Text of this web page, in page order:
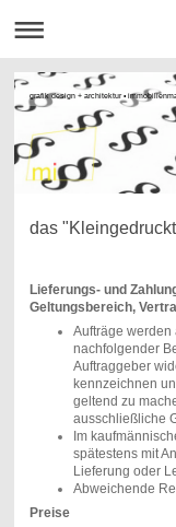
grafik design + architektur •
das
Lieferungs- und
Geltungsbereich,
Aufträge
nachfolgender
Auftraggeber
kennzeichnen
geltend zu
ausschließliche
Im
spätestens mit
Lieferung oder
Abweichende
Preise